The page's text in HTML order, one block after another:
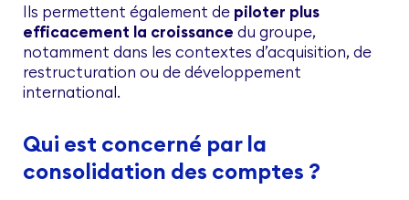
Ils permettent également de piloter plus
efficacement la croissance du groupe,
notamment dans les contextes d’acquisition, de
restructuration ou de développement
international.
Qui est concerné par la
consolidation des comptes ?